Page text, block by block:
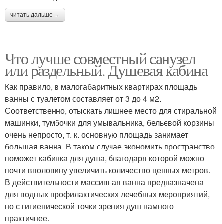
читать дальше →
Что лучше совместный санузел
или раздельный. Душевая кабина
Как правило, в малогабаритных квартирах площадь
ванны с туалетом составляет от 3 до 4 м2.
Соответственно, отыскать лишнее место для стиральной
машинки, тумбочки для умывальника, бельевой корзины
очень непросто, т. к. основную площадь занимает
большая ванна. В таком случае экономить пространство
поможет кабинка для душа, благодаря которой можно
почти вполовину увеличить количество ценных метров.
В действительности массивная ванна предназначена
для водных профилактических лечебных мероприятий,
но с гигиенической точки зрения душ намного
практичнее.